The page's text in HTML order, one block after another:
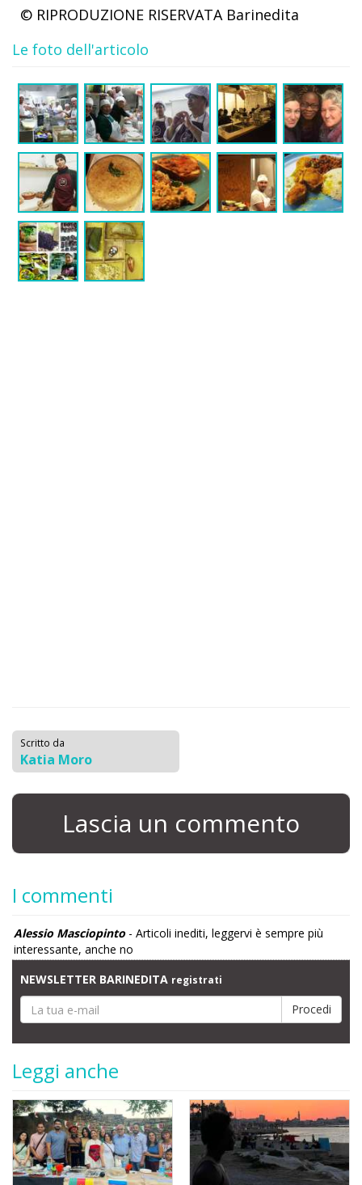
© RIPRODUZIONE RISERVATA Barinedita
Le foto dell'articolo
Scritto da
Katia Moro
Lascia un commento
I commenti
Alessio Masciopinto- Articoli inediti, leggervi è sempre più
interessante, anche no
NEWSLETTER BARINEDITA registrati
Leggi anche